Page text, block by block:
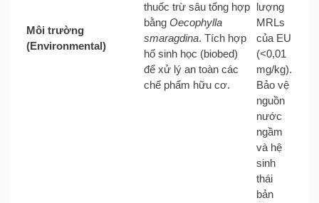
Môi trường
(Environmental)
thuốc trừ sâu tổng hợp
bằngOecophylla
smaragdina. Tích hợp
hố sinh học (biobed)
để xử lý an toàn các
chế phẩm hữu cơ.
lượng
MRLs
của EU
(<0,01
mg/kg).
Bảo vệ
nguồn
nước
ngầm
và hệ
sinh
thái
bản